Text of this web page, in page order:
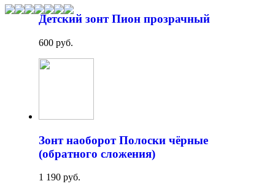
Детский зонт Пион прозрачный
600 руб.
Зонт наоборот Полоски чёрные
(обратного сложения)
1 190 руб.